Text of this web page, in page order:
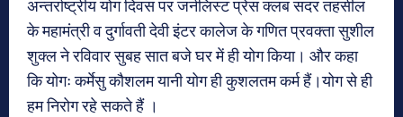
अन्तर्राष्ट्रीय योग दिवस पर जर्नलिस्ट प्रेस क्लब सदर तहसील
के महामंत्री व दुर्गावती देवी इंटर कालेज के गणित प्रवक्ता सुशील
शुक्ल ने रविवार सुबह सात बजे घर में ही योग किया। और कहा
कि योगः कर्मेसु कौशलम यानी योग ही कुशलतम कर्म हैं।योग से ही
हम निरोग रहे सकते हैं ।